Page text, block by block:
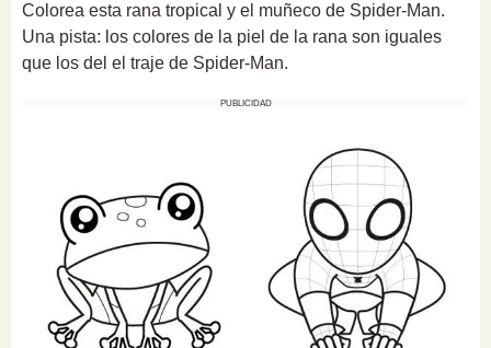
Colorea esta rana tropical y el muñeco de Spider-Man.
Una pista: los colores de la piel de la rana son iguales
que los del el traje de Spider-Man.
PUBLICIDAD